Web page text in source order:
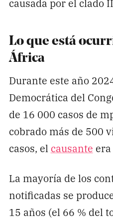
Lo que está
África
Durante este año
Democrática del
de 16 000 casos de
cobrado más de 500
casos, el causante
La mayoría de los
notificadas se
15 años (el 66 % del